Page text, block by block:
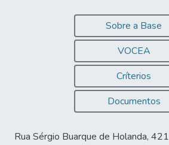
Sobre a Base
VOCEA
Críterios
Documentos
Rua Sérgio Buarque de Holanda, 421